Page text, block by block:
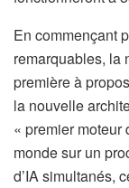
En commençant
remarquables, la
première à
la nouvelle
« premier moteur
monde sur un
d’IA simultanés,